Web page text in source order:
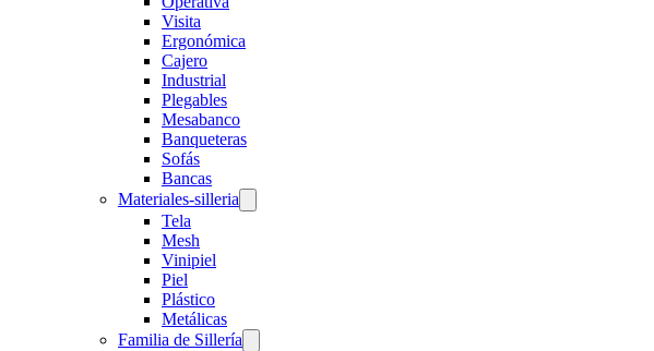
Visita
Ergonómica
Cajero
Industrial
Plegables
Mesabanco
Banqueteras
Sofás
Bancas
Materiales-silleria
Tela
Mesh
Vinipiel
Piel
Plástico
Metálicas
Familia de Sillería